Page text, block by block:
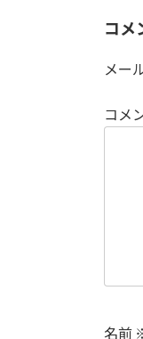
コメ
メー
コメ
名前